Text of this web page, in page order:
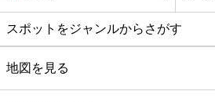
スポットをジャンルからさがす
グルメ
地図を見る